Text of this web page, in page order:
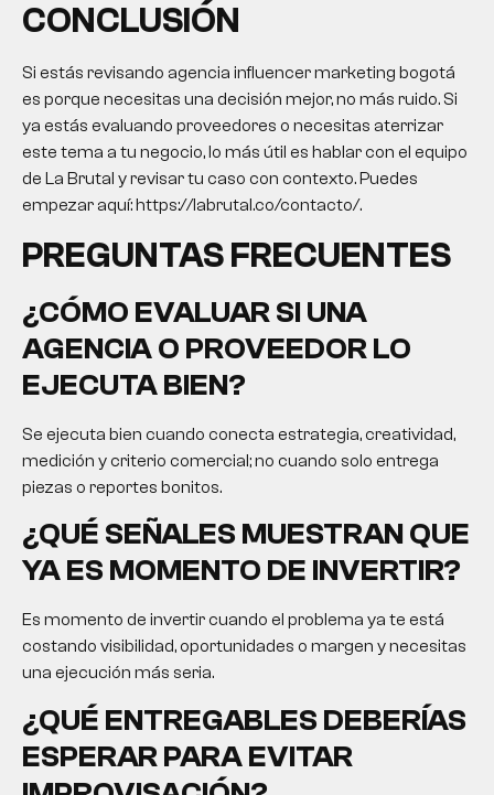
CONCLUSIÓN
Si estás revisando agencia influencer marketing bogotá
es porque necesitas una decisión mejor, no más ruido. Si
ya estás evaluando proveedores o necesitas aterrizar
este tema a tu negocio, lo más útil es hablar con el equipo
de La Brutal y revisar tu caso con contexto. Puedes
empezar aquí: https://labrutal.co/contacto/.
PREGUNTAS FRECUENTES
¿CÓMO EVALUAR SI UNA
AGENCIA O PROVEEDOR LO
EJECUTA BIEN?
Se ejecuta bien cuando conecta estrategia, creatividad,
medición y criterio comercial; no cuando solo entrega
piezas o reportes bonitos.
¿QUÉ SEÑALES MUESTRAN QUE
YA ES MOMENTO DE INVERTIR?
Es momento de invertir cuando el problema ya te está
costando visibilidad, oportunidades o margen y necesitas
una ejecución más seria.
¿QUÉ ENTREGABLES DEBERÍAS
ESPERAR PARA EVITAR